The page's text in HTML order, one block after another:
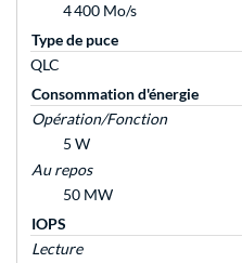
4 400 Mo/s
Type de puce
QLC
Consommation d'énergie
Opération/Fonction
5 W
Au repos
50 MW
IOPS
Lecture